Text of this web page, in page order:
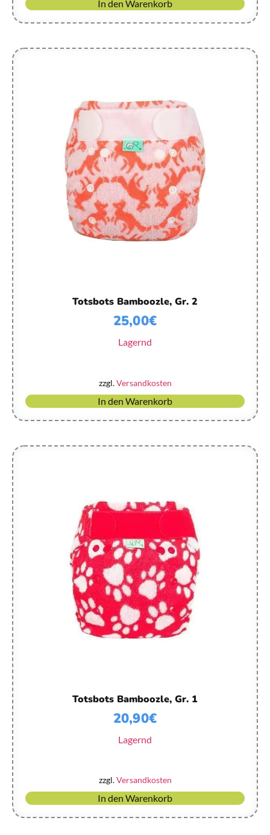
In den Warenkorb
Totsbots Bamboozle, Gr. 2
25,00€
Lagernd
zzgl.Versandkosten
In den Warenkorb
Totsbots Bamboozle, Gr. 1
20,90€
Lagernd
zzgl.Versandkosten
In den Warenkorb